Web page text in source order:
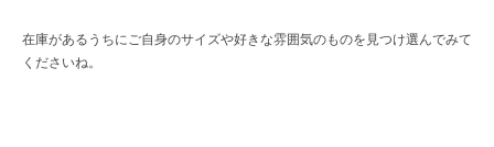
在庫があるうちにご自身のサイズや好きな雰囲気のものを見つけ選んでみて
くださいね。